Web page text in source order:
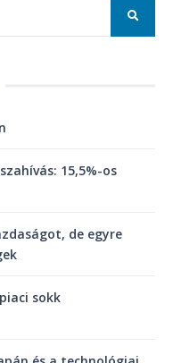
15,5%-os
de egyre
sokk